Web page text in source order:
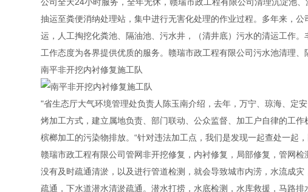
公司全天24小时服务，全年无休，赣瑞市政工程有限公司清理沉淀池
抽运至粪便消纳处理站，集中进行无害化处理的作业过程。多年来，
运，人工掏挖化粪池、隔油池、污水井，（清井底）污水的清运工作
工作态度为各界提供优质的服务。赣瑞市政工程有限公司污水池清理
南平非开挖内衬修复施工队
"省生态厅大气环境管理处负责人陈玉南介绍，去年，万宁、琼海、定
烤加工方式，建立属地负责、部门联动、公众监督、加工户自律的工
槟榔加工的污染物排放。“针对违法加工点，我们是发现一起查处一起
赣瑞市政工程有限公司管网非开挖修复，内衬修复，局部修复，管网
没有及时疏通清淤，以及进行管道检测，就会导致城市内涝，水流成
疏通，下水道潜水清淤疏通。潜水打捞，水底检测，水库救援，马路